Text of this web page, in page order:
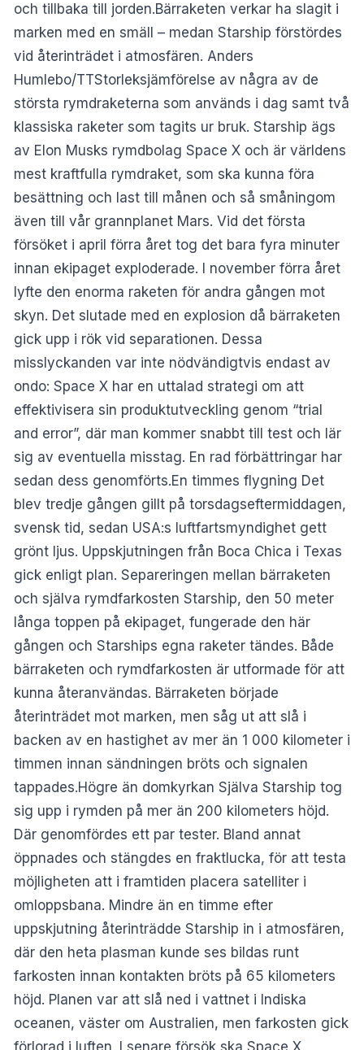
och tillbaka till jorden.Bärraketen verkar ha slagit i
marken med en smäll – medan Starship förstördes
vid återinträdet i atmosfären. Anders
Humlebo/TTStorleksjämförelse av några av de
största rymdraketerna som används i dag samt två
klassiska raketer som tagits ur bruk. Starship ägs
av Elon Musks rymdbolag Space X och är världens
mest kraftfulla rymdraket, som ska kunna föra
besättning och last till månen och så småningom
även till vår grannplanet Mars. Vid det första
försöket i april förra året tog det bara fyra minuter
innan ekipaget exploderade. I november förra året
lyfte den enorma raketen för andra gången mot
skyn. Det slutade med en explosion då bärraketen
gick upp i rök vid separationen. Dessa
misslyckanden var inte nödvändigtvis endast av
ondo: Space X har en uttalad strategi om att
effektivisera sin produktutveckling genom “trial
and error”, där man kommer snabbt till test och lär
sig av eventuella misstag. En rad förbättringar har
sedan dess genomförts.En timmes flygning Det
blev tredje gången gillt på torsdagseftermiddagen,
svensk tid, sedan USA:s luftfartsmyndighet gett
grönt ljus. Uppskjutningen från Boca Chica i Texas
gick enligt plan. Separeringen mellan bärraketen
och själva rymdfarkosten Starship, den 50 meter
långa toppen på ekipaget, fungerade den här
gången och Starships egna raketer tändes. Både
bärraketen och rymdfarkosten är utformade för att
kunna återanvändas. Bärraketen började
återinträdet mot marken, men såg ut att slå i
backen av en hastighet av mer än 1 000 kilometer i
timmen innan sändningen bröts och signalen
tappades.Högre än domkyrkan Själva Starship tog
sig upp i rymden på mer än 200 kilometers höjd.
Där genomfördes ett par tester. Bland annat
öppnades och stängdes en fraktlucka, för att testa
möjligheten att i framtiden placera satelliter i
omloppsbana. Mindre än en timme efter
uppskjutning återinträdde Starship in i atmosfären,
där den heta plasman kunde ses bildas runt
farkosten innan kontakten bröts på 65 kilometers
höjd. Planen var att slå ned i vattnet i Indiska
oceanen, väster om Australien, men farkosten gick